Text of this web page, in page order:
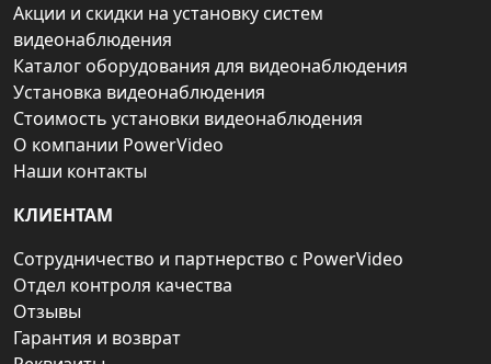
Акции и скидки на установку систем
видеонаблюдения
Каталог оборудования для видеонаблюдения
Установка видеонаблюдения
Стоимость установки видеонаблюдения
О компании PowerVideo
Наши контакты
КЛИЕНТАМ
Сотрудничество и партнерство с PowerVideo
Отдел контроля качества
Отзывы
Гарантия и возврат